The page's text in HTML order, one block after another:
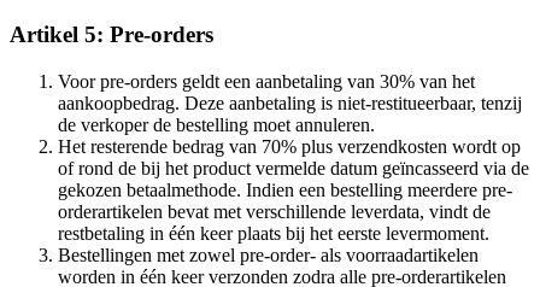
Artikel 5: Pre-orders
Voor pre-orders geldt een aanbetaling van 30% van het
aankoopbedrag. Deze aanbetaling is niet-restitueerbaar, tenzij
de verkoper de bestelling moet annuleren.
Het resterende bedrag van 70% plus verzendkosten wordt op
of rond de bij het product vermelde datum geïncasseerd via de
gekozen betaalmethode. Indien een bestelling meerdere pre-
orderartikelen bevat met verschillende leverdata, vindt de
restbetaling in één keer plaats bij het eerste levermoment.
Bestellingen met zowel pre-order- als voorraadartikelen
worden in één keer verzonden zodra alle pre-orderartikelen